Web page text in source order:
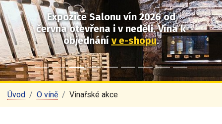
Expozice Salonu vín 2026od
června otevřena i v neděli.Vína k
objednání v e-shopu.
Úvod O víně Vinařské akce